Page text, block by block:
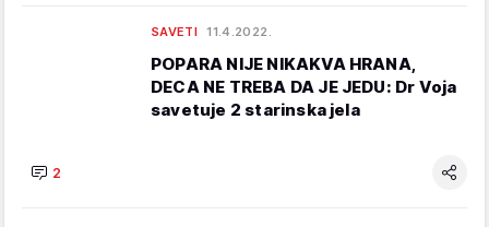
SAVETI 11.4.2022.
POPARA NIJE NIKAKVA HRANA,
DECA NE TREBA DA JE JEDU: Dr Voja
savetuje 2 starinska jela
2